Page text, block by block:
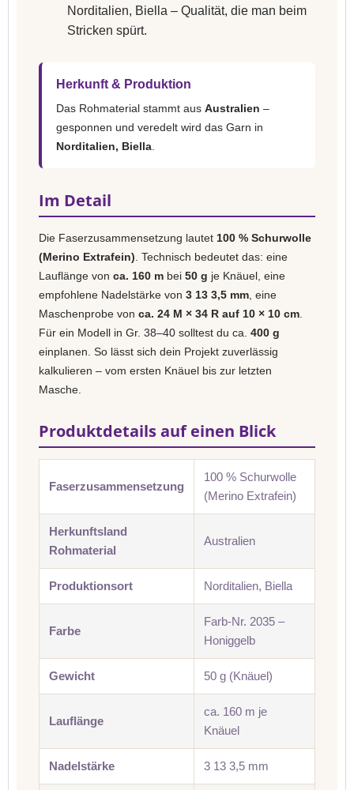
Norditalien, Biella – Qualität, die man beim
Stricken spürt.
Herkunft & Produktion
Das Rohmaterial stammt aus Australien –
gesponnen und veredelt wird das Garn in
Norditalien, Biella
Im Detail
Die Faserzusammensetzung lautet 100 % Schurwolle
(Merino Extrafein) . Technisch bedeutet das: eine
Lauflänge von ca. 160 m bei 50 g je Knäuel, eine
empfohlene Nadelstärke von 3 13 3,5 mm , eine
Maschenprobe von ca. 24 M × 34 R auf 10 × 10 cm
Für ein Modell in Gr. 38–40 solltest du ca. 400 g
einplanen. So lässt sich dein Projekt zuverlässig
kalkulieren – vom ersten Knäuel bis zur letzten
Masche.
Produktdetails auf einen Blick
Faserzusammensetzung
100 % Schurwolle
(Merino Extrafein)
Herkunftsland
Rohmaterial
Australien
Produktionsort Norditalien, Biella
Farbe
Farb-Nr. 2035 –
Honiggelb
Gewicht 50 g (Knäuel)
Lauflänge
ca. 160 m je
Knäuel
Nadelstärke 3 13 3,5 mm